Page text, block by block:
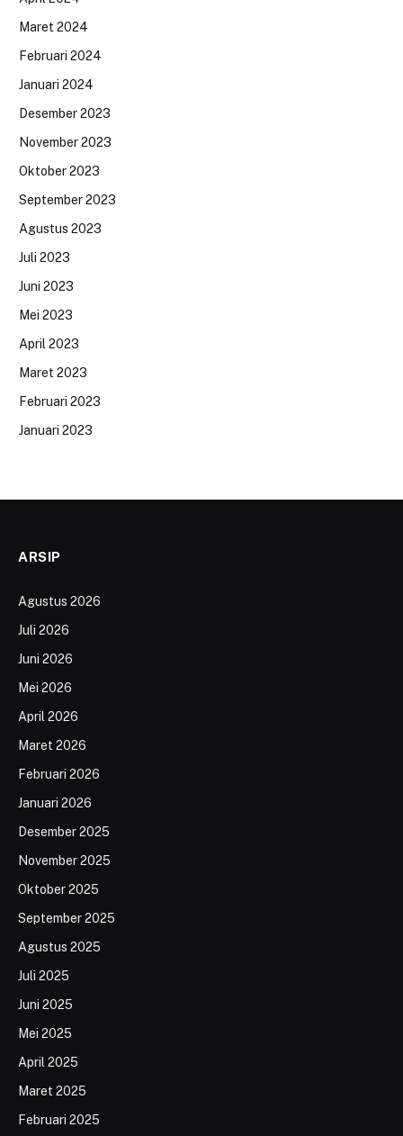
Maret 2024
Februari 2024
Januari 2024
Desember 2023
November 2023
Oktober 2023
September 2023
Agustus 2023
Juli 2023
Juni 2023
Mei 2023
April 2023
Maret 2023
Februari 2023
Januari 2023
ARSIP
Agustus 2026
Juli 2026
Juni 2026
Mei 2026
April 2026
Maret 2026
Februari 2026
Januari 2026
Desember 2025
November 2025
Oktober 2025
September 2025
Agustus 2025
Juli 2025
Juni 2025
Mei 2025
April 2025
Maret 2025
Februari 2025